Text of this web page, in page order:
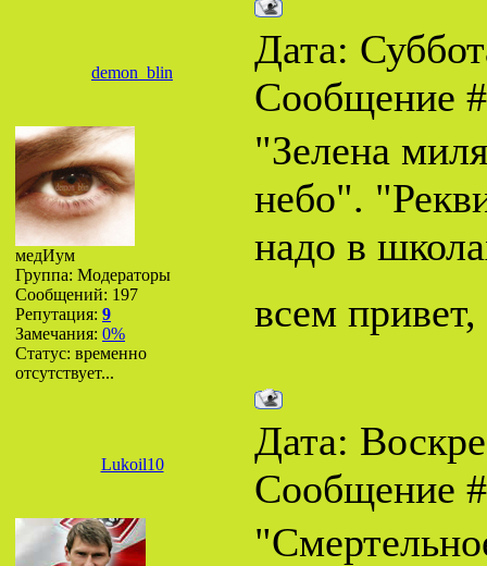
demon_blin
Дата:
Сообщение
медИум
Группа: Модераторы
Сообщений: 197
Репутация: 9
Замечания: 0%
Статус: временно
отсутствует...
"Зелена
небо".
надо в
всем
Lukoil10
Дата:
Сообщение